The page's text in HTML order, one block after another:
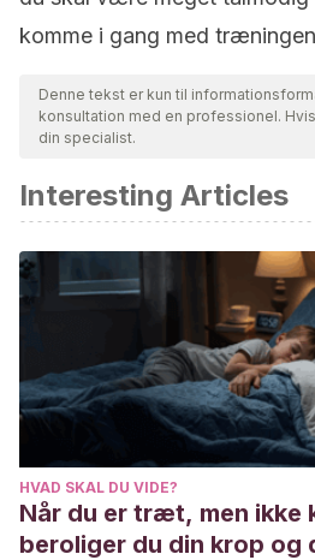
komme i gang med
Denne tekst er kun til
konsultation med en professionel.
din specialist.
Interesting Articles
HVAD SKAL DU VIDE?
Når du er træt, men ikke
beroliger du din krop og